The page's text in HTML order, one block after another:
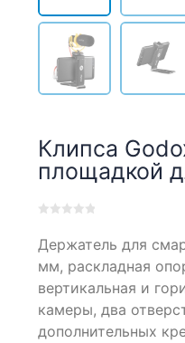
Клипса
площадкой
out
based
on
customer
ratings
Держатель для
мм, раскладная
вертикальная и
камеры, два
дополнительных